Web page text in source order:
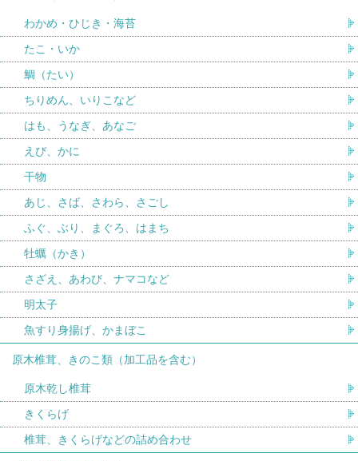
わかめ・ひじき・海苔
たこ・いか
鯛（たい）
ちりめん、いりこなど
はも、うなぎ、あなご
えび、かに
干物
あじ、さば、さわら、さごし
ふぐ、ぶり、まぐろ、はまち
牡蠣（かき）
さざえ、あわび、ナマコなど
明太子
魚すり身揚げ、かまぼこ
原木椎茸、きのこ類（加工品を含む）
原木乾し椎茸
きくらげ
椎茸、きくらげなどの詰め合わせ